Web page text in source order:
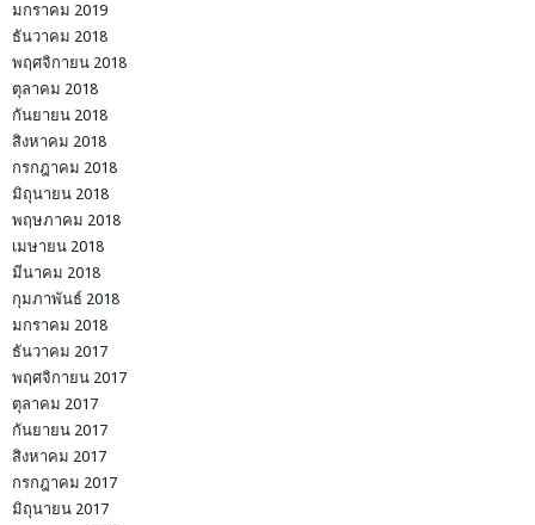
มกราคม 2019
ธันวาคม 2018
พฤศจิกายน 2018
ตุลาคม 2018
กันยายน 2018
สิงหาคม 2018
กรกฎาคม 2018
มิถุนายน 2018
พฤษภาคม 2018
เมษายน 2018
มีนาคม 2018
กุมภาพันธ์ 2018
มกราคม 2018
ธันวาคม 2017
พฤศจิกายน 2017
ตุลาคม 2017
กันยายน 2017
สิงหาคม 2017
กรกฎาคม 2017
มิถุนายน 2017